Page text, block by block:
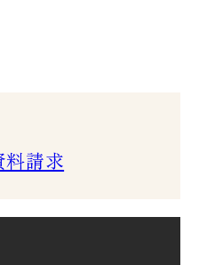
料請求